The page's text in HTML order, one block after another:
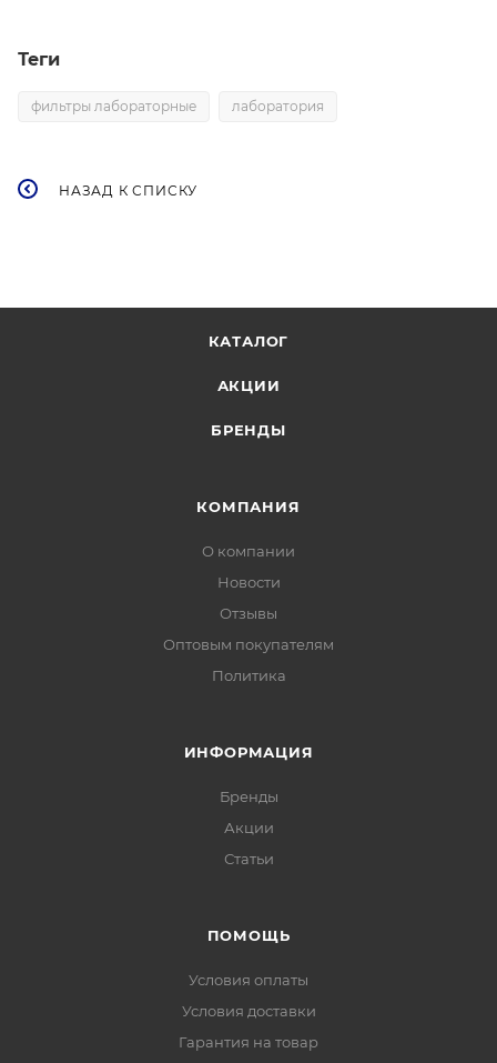
Теги
фильтры лабораторные лаборатория
НАЗАД К СПИСКУ
КАТАЛОГ
АКЦИИ
БРЕНДЫ
КОМПАНИЯ
О компании
Новости
Отзывы
Оптовым покупателям
Политика
ИНФОРМАЦИЯ
Бренды
Акции
Статьи
ПОМОЩЬ
Условия оплаты
Условия доставки
Гарантия на товар